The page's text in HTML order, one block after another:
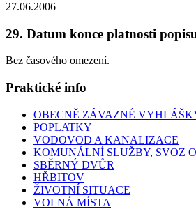
27.06.2006
29. Datum konce platnosti
Bez časového omezení.
Praktické info
OBECNĚ ZÁVAZNÉ
POPLATKY
VODOVOD A KANALIZACE
KOMUNÁLNÍ SLUŽBY, SVOZ
SBĚRNÝ DVŮR
HŘBITOV
ŽIVOTNÍ SITUACE
VOLNÁ MÍSTA